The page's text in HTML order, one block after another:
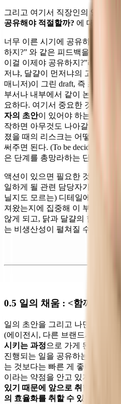
그리고 여기서 직장인의 영원한
공유해야 적절할까? 에 대한 부분.
너무 이른 시기에 공유하면 “왜
하지?” 와 같은 피드백을 받게 되
이걸 이제야 공유하지?”라는 반
저냐, 달걀이 먼저냐의 고민거리
매니저)이 그린 draft, 즉 초안이
부서나 내부에서 같이 논의하며
요하다. 여기서 중요한 것은 함께
자의 초안이 있어야 하는 것. 백
작하면 아무것도 나아갈 수 없다
졌을 때의 리스크는 어떻게 되는
써주면 된다. (To be decided /
은 단계를 총망라하는 단어)
액션이 있으면 필요한 것은 리액
일하게 될 관련 담당자가 먼 미
닐지도 모르는) 디테일에 집착하
져왔는지에 집중해 이 부분만 외
않게 되고, 닭과 달걀의 함정에
는 비생산성이 펼쳐질 수 있다.
0.5 일의 채움 : <함께 초안
일의 초안을 그리고 나면 팀 내
(에이전시, 다른 브랜드사 등)와
시키는 과정으로 가게 된다. 여
진행되는 일을 공유하는지에 대
는 것보다는 빠른 게 좋다. 빠른
이라는 약점을 안고 있지만, 반대
있기 때문에 앞으로 취할 수 있
의 효율화를 취할 수 있다
. (프로